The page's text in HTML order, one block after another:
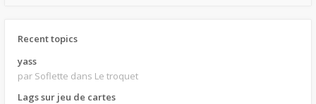
Recent topics
yass
par Soflette dans Le troquet
Lags sur jeu de cartes